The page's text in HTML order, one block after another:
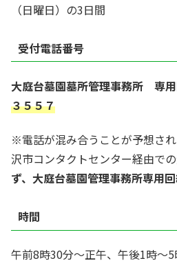
（日曜日）の3日間
受付電話番号
大庭台墓園墓所管理事務所 専
３５５７
※電話が混み合うことが予想さ
沢市コンタクトセンター経由で
ず、大庭台墓園管理事務所専用
時間
午前8時30分～正午、午後1時～